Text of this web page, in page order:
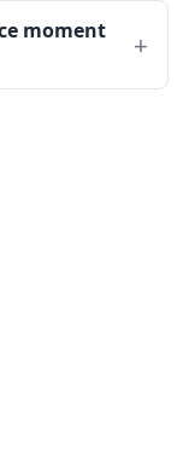
moment